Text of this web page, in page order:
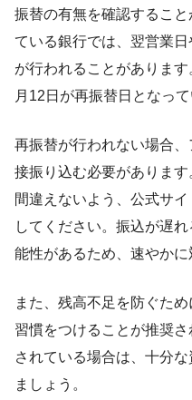
振替の有無を確認するこ
ている銀行では、翌営業
が行われることがありま
月12日が再振替日となって
再振替が行われない場合
接振り込む必要がありま
間違えないよう、公式サ
してください。振込が遅
能性があるため、速やかに
また、残高不足を防ぐた
習慣をつけることが推奨
されている場合は、十分
ましょう。